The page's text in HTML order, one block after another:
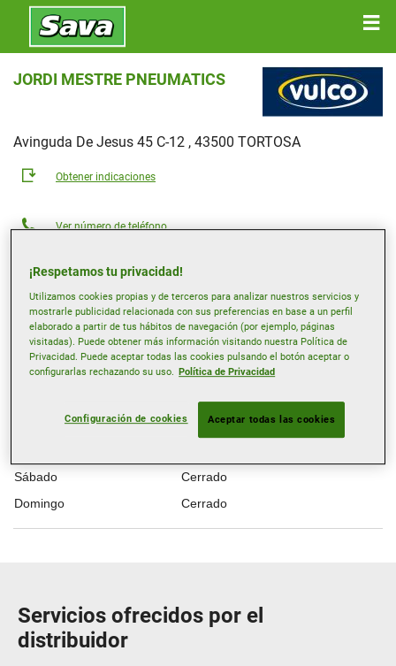
JORDI MESTRE PNEUMATICS
Avinguda De Jesus 45 C-12 , 43500 TORTOSA
Obtener indicaciones
Ver número de teléfono
Horario de apertura
Lunes 08:00
16:00
Martes
08:00
08:00
16:00
Sábado
Cerrado
Domingo
Cerrado
Servicios ofrecidos por el
distribuidor
¡Respetamos tu privacidad!
Utilizamos cookies propias y de terceros para analizar nuestros servicios y
mostrarle publicidad relacionada con sus preferencias en base a un perfil
elaborado a partir de tus hábitos de navegación (por ejemplo, páginas
visitadas). Puede obtener más información visitando nuestra Política de
Privacidad. Puede aceptar todas las cookies pulsando el botón aceptar o
configurarlas rechazando su uso. Política de Privacidad
Configuración de cookies Aceptar todas las cookies